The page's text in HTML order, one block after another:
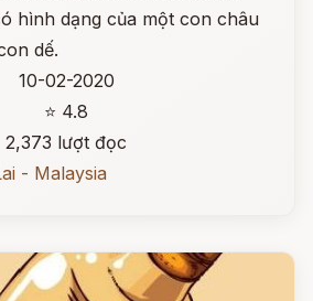
hình dạng của một con châu
dế.
10-02-2020
⭐ 4.8
2,373 lượt đọc
- Malaysia